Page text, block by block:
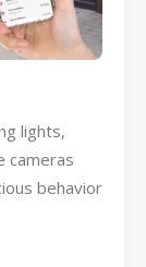
lights,
cameras
behavior